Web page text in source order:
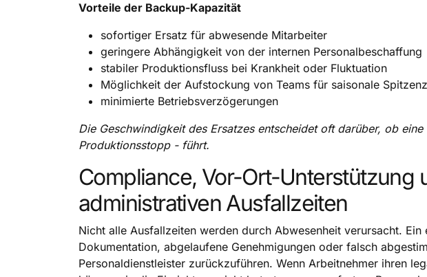
Vorteile der Backup-Kapazität
sofortiger Ersatz für abwesende Mitarbeiter
geringere Abhängigkeit von der internen Personalbeschaffung
stabiler Produktionsfluss bei Krankheit oder Fluktuation
Möglichkeit der Aufstockung von Teams für saisonale
minimierte Betriebsverzögerungen
Die Geschwindigkeit des Ersatzes entscheidet oft darüber, ob
Produktionsstopp - führt.
Compliance, Vor-Ort-Unterstützung
administrativen Ausfallzeiten
Nicht alle Ausfallzeiten werden durch Abwesenheit verursacht.
Dokumentation, abgelaufene Genehmigungen oder falsch
Personaldienstleister zurückzuführen. Wenn Arbeitnehmer ihren